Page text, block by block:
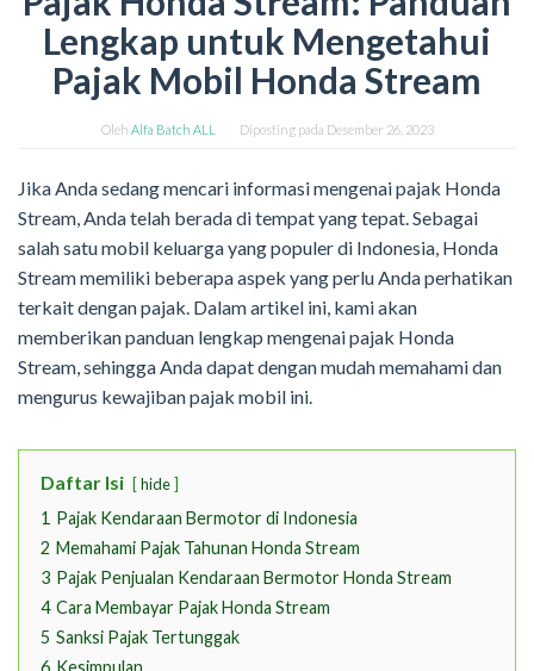
Lengkap untuk Mengetahui
Pajak Mobil Honda Stream
Oleh Alfa Batch ALL Diposting pada Desember 26, 2023
Jika Anda sedang mencari informasi mengenai pajak Honda
Stream, Anda telah berada di tempat yang tepat. Sebagai
salah satu mobil keluarga yang populer di Indonesia, Honda
Stream memiliki beberapa aspek yang perlu Anda perhatikan
terkait dengan pajak. Dalam artikel ini, kami akan
memberikan panduan lengkap mengenai pajak Honda
Stream, sehingga Anda dapat dengan mudah memahami dan
mengurus kewajiban pajak mobil ini.
Daftar Isi hide
1 Pajak Kendaraan Bermotor di Indonesia
2 Memahami Pajak Tahunan Honda Stream
3 Pajak Penjualan Kendaraan Bermotor Honda Stream
4 Cara Membayar Pajak Honda Stream
5 Sanksi Pajak Tertunggak